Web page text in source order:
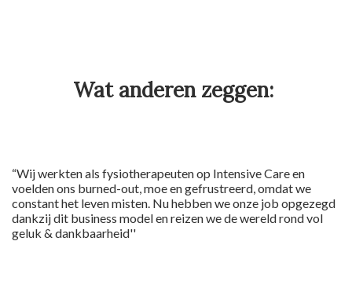
Wat anderen zeggen:
“Wij werkten als fysiotherapeuten op Intensive Care en
voelden ons burned-out, moe en gefrustreerd, omdat we
constant het leven misten. Nu hebben we onze job opgezegd
dankzij dit business model en reizen we de wereld rond vol
geluk & dankbaarheid''